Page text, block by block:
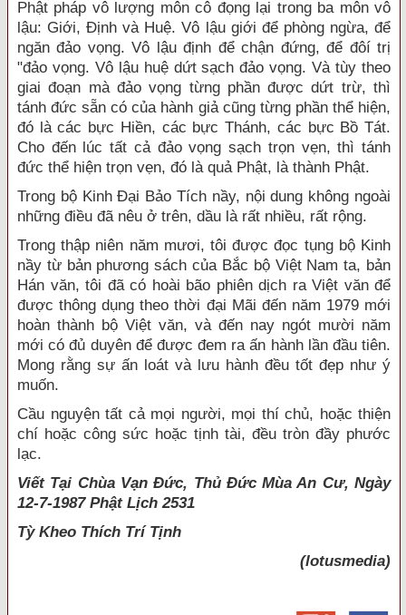
Phật pháp vô lượng môn cô đọng lại trong ba môn vô
lậu: Giới, Định và Huệ. Vô lậu giới để phòng ngừa, để
ngăn đảo vọng. Vô lậu định để chận đứng, để đôí trị
"đảo vọng. Vô lậu huệ dứt sạch đảo vọng. Và tùy theo
giai đoạn mà đảo vọng từng phần được dứt trừ, thì
tánh đức sẵn có của hành giả cũng từng phần thể hiện,
đó là các bực Hiền, các bực Thánh, các bực Bồ Tát.
Cho đến lúc tất cả đảo vọng sạch trọn vẹn, thì tánh
đức thể hiện trọn vẹn, đó là quả Phật, là thành Phật.
Trong bộ Kinh Đại Bảo Tích nầy, nội dung không ngoài
những điều đã nêu ở trên, dầu là rất nhiều, rất rộng.
Trong thập niên năm mươi, tôi được đọc tụng bộ Kinh
nầy từ bản phương sách của Bắc bộ Việt Nam ta, bản
Hán văn, tôi đã có hoài bão phiên dịch ra Việt văn để
được thông dụng theo thời đại Mãi đến năm 1979 mới
hoàn thành bộ Việt văn, và đến nay ngót mười năm
mới có đủ duyên để được đem ra ấn hành lần đầu tiên.
Mong rằng sự ấn loát và lưu hành đều tốt đẹp như ý
muốn.
Cầu nguyện tất cả mọi người, mọi thí chủ, hoặc thiện
chí hoặc công sức hoặc tịnh tài, đều tròn đầy phước
lạc.
Viết Tại Chùa Vạn Đức, Thủ Đức Mùa An Cư, Ngày
12-7-1987 Phật Lịch 2531
Tỳ Kheo Thích Trí Tịnh
(lotusmedia)